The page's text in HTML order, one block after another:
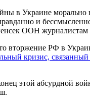
в Украине морально
и
ООН
вторжение РФ в
кризис,
этой абсурдной